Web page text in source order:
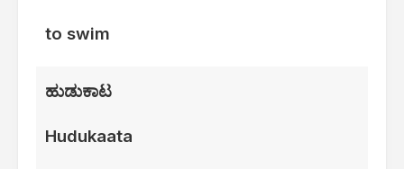
to swim
ಹುಡುಕಾಟ
Hudukaata